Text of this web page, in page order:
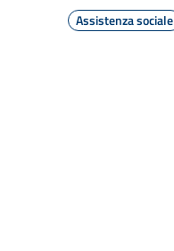
Assistenza sociale